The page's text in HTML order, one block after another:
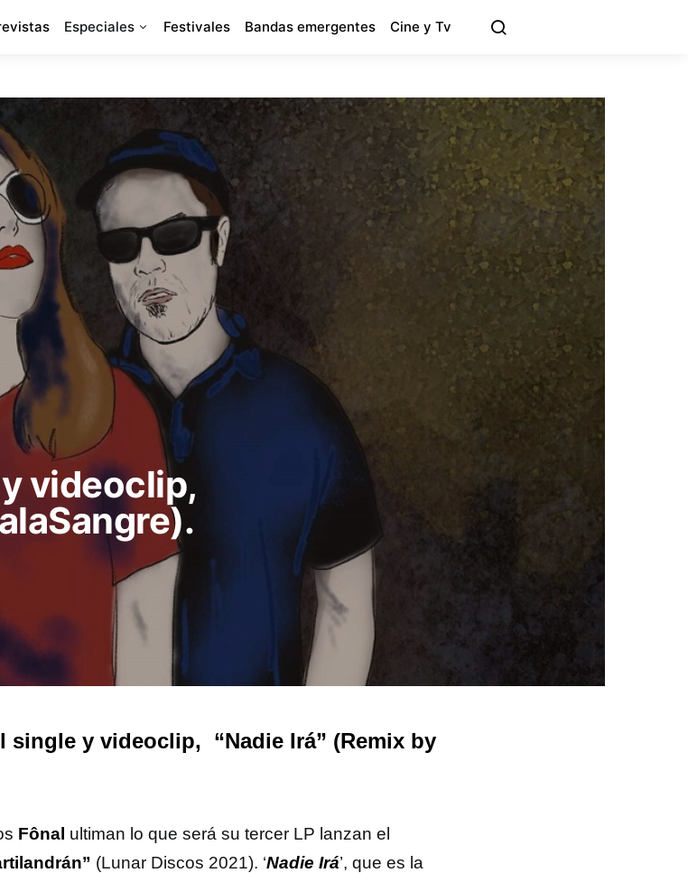
Especiales Festivales Bandas emergentes Cine y Tv
videoclip,
single y videoclip, “Nadie Irá” (Remix by
Fônal ultiman lo que será su tercer LP lanzan el
(Lunar Discos 2021). ‘Nadie Irá’, que es la